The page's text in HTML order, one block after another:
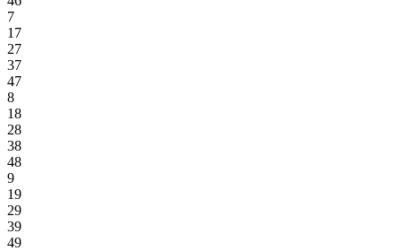
7
17
27
37
47
8
18
28
38
48
9
19
29
39
49